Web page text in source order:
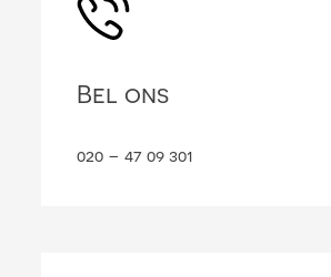
Bel ons
020 – 47 09 301